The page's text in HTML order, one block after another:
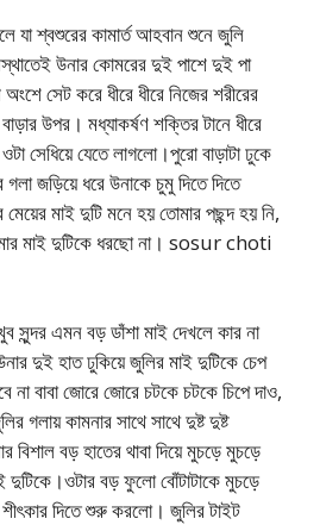
যা শ্বশুরের কামার্ত আহবান শুনে জুলি
উনার কোমরের দুই পাশে দুই পা
অংশে সেট করে ধীরে ধীরে নিজের শরীরের
উপর। মধ্যাকর্ষণ শক্তির টানে ধীরে
সেধিয়ে যেতে লাগলো।পুরো বাড়াটা ঢুকে
জড়িয়ে ধরে উনাকে চুমু দিতে দিতে
মাই দুটি মনে হয় তোমার পছন্দ হয় নি,
মাই দুটিকে ধরছো না। sosur choti
সুন্দর এমন বড় ডাঁশা মাই দেখলে কার না
দুই হাত ঢুকিয়ে জুলির মাই দুটিকে চেপ
না বাবা জোরে জোরে চটকে চটকে চিপে দাও,
গলায় কামনার সাথে সাথে দুষ্ট দুষ্ট
বড় হাতের থাবা দিয়ে মুচড়ে মুচড়ে
বড় ফুলো বোঁটাটাকে মুচড়ে
দিতে শুরু করলো। জুলির টাইট